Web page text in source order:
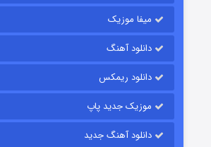
قسمت
میفا موزیک
دانلود آهنگ
دانلود ریمکس
موزیک جدید پاپ
دانلود آهنگ جدید